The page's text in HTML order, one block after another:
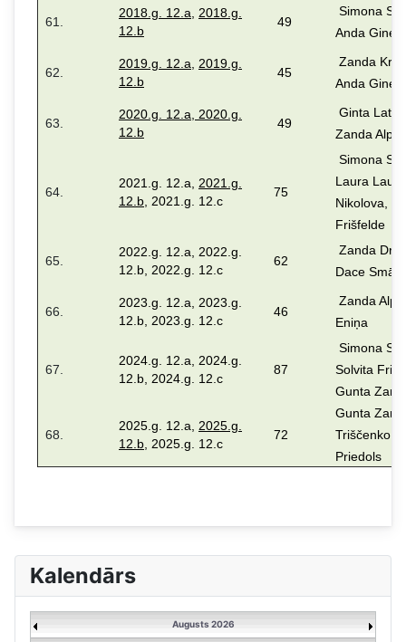
61.
2018.g. 12.a
2018.g.
12.b
49
Simona
Anda
62.
2019.g. 12.a
2019.g.
12.b
45
Zanda
Anda
63.
2020.g. 12.a
2020.g.
12.b
49
Ginta
Zanda Alpa
64.
2021.g. 12.a, 2021.g.
12.b , 2021.g. 12.c
75
Simona
Laura
Nikolova,
Frišfelde
65.
2022.g. 12.a, 2022.g.
12.b, 2022.g. 12.c
62
Zanda
Dace
66.
2023.g. 12.a, 2023.g.
12.b, 2023.g. 12.c
46
Zanda
Eniņa
67.
2024.g. 12.a, 2024.g.
12.b, 2024.g. 12.c
87
Simona
Solvita
Gunta Zara
68.
2025.g. 12.a, 2025.g.
12.b , 2025.g. 12.c
72
Gunta
Triščenko,
Priedols
Kalendārs
Augusts 2026